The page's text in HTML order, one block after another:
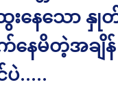
းနေသော
နေမိတဲ့အခ
ပဲ…..